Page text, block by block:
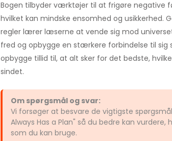
Bogen tilbyder værktøjer til at frigøre negative
hvilket kan mindske ensomhed og usikkerhed.
regler lærer læserne at vende sig mod
fred og opbygge en stærkere forbindelse til
opbygge tillid til, at alt sker for det bedste,
sindet.
Om spørgsmål og svar:
Vi forsøger at besvare de vigtigste
Always Has a Plan" så du bedre kan
som du kan bruge.